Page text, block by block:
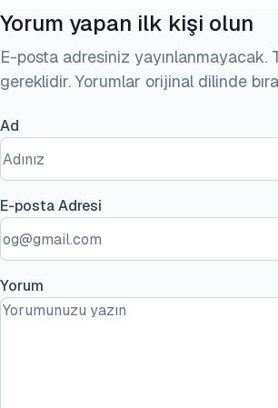
Yorum yapan ilk kişi olun
E-posta adresiniz yayınlanmayacak.
gereklidir. Yorumlar orijinal dilinde
Ad
E-posta Adresi
Yorum